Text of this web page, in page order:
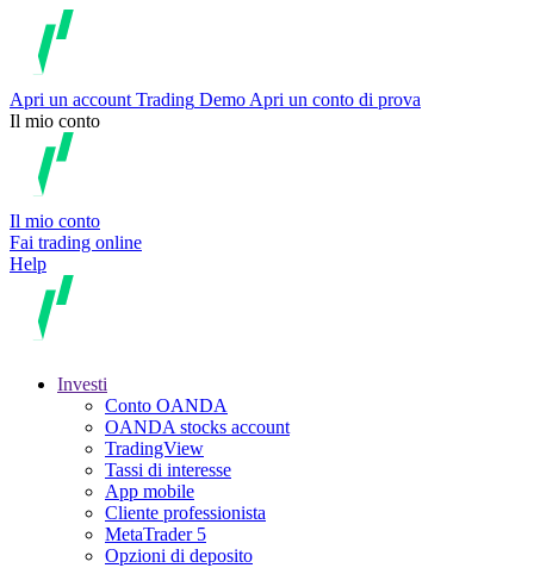
Apri un account Trading Demo Apri un conto di prova
Il mio conto
Il mio conto
Fai trading online
Help
Investi
Conto OANDA
OANDA stocks account
TradingView
Tassi di interesse
App mobile
Cliente professionista
MetaTrader 5
Opzioni di deposito